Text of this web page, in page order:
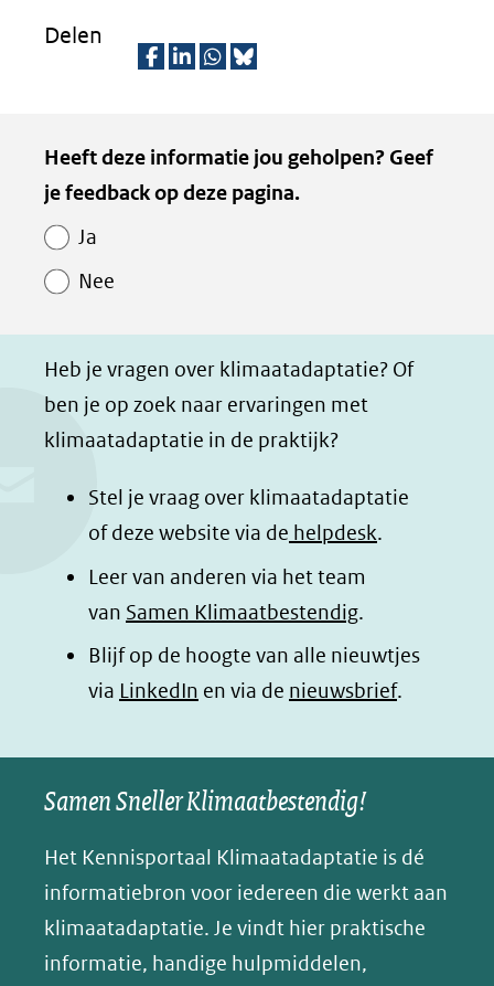
Delen
l
e
a
b
o
o
(opent
in
nieuw
venster)
naar
een
website)
l
e
i
d
I
(opent
in
nieuw
venster)
naar
een
website)
l
e
h
t
a
p
(opent
in
nieuw
venster)
naar
een
website)
z
e
n
d
l
e
o
p
B
l
e
s
y
(opent
in
nieuw
Kopie
van
Paginawaardering
Heeft deze informatie jou geholpen? Geef
je feedback op deze pagina.
Ja
Nee
Heb je vragen over klimaatadaptatie? Of
ben je op zoek naar ervaringen met
klimaatadaptatie in de praktijk?
Stel je vraag over klimaatadaptatie
of deze website via de helpdesk.
Leer van anderen via het team
van Samen Klimaatbestendig.
Blijf op de hoogte van alle nieuwtjes
via LinkedIn (opent
nieuw
venster)
naar
een
andere
website)
en via de nieuwsbrief.
Samen Sneller Klimaatbestendig!
Het Kennisportaal Klimaatadaptatie is dé
informatiebron voor iedereen die werkt aan
klimaatadaptatie. Je vindt hier praktische
informatie, handige hulpmiddelen,